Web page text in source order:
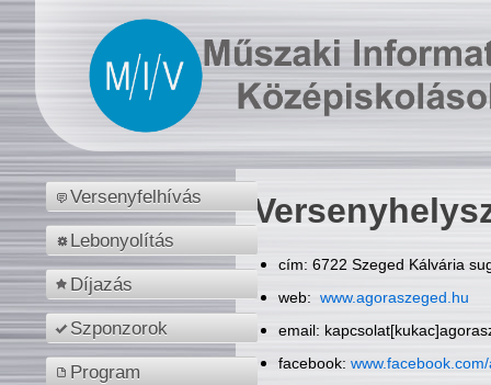
Versenyfelhívás
Lebonyolítás
Díjazás
Szponzorok
Program
cím: 6722 Szeged Kálvária
web: www.agoraszeged.hu
email:
facebook: